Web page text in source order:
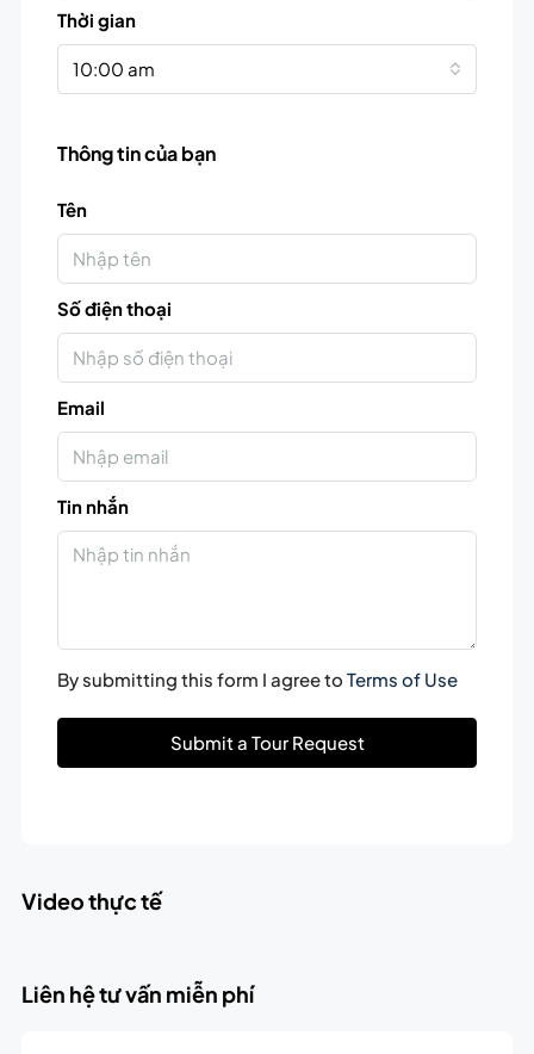
Thời gian
10:00 am
Thông tin của bạn
Tên
Số điện thoại
Email
Tin nhắn
By submitting this form I agree to Terms of Use
Submit a Tour Request
Video thực tế
Liên hệ tư vấn miễn phí